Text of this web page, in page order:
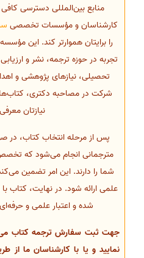
منابع بین‌المللی دسترسی کافی
کارشناسان و مؤسسات تخصصی
را برایتان هموارتر کند. این
تجربه در حوزه ترجمه، نشر و
تحصیلی، نیازهای پژوهشی و
شرکت در مصاحبه دکتری،
نیازتان
پس از مرحله انتخاب کتاب،
مترجمانی انجام می‌شود که
شما را دارند. این امر تضمین
علمی ارائه شود. در نهایت، کتاب
شده و اعتبار علمی و
جهت ثبت سفارش ترجمه کتاب می
نمایید و یا با کارشناسان ما